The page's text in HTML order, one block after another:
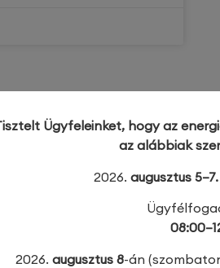
Ügyfeleinket, hogy az
az alábbiak
2026. augusztus 5–7.
2026. augusztus 8-án